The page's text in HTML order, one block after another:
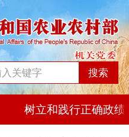
搜索
树立和践行正确政